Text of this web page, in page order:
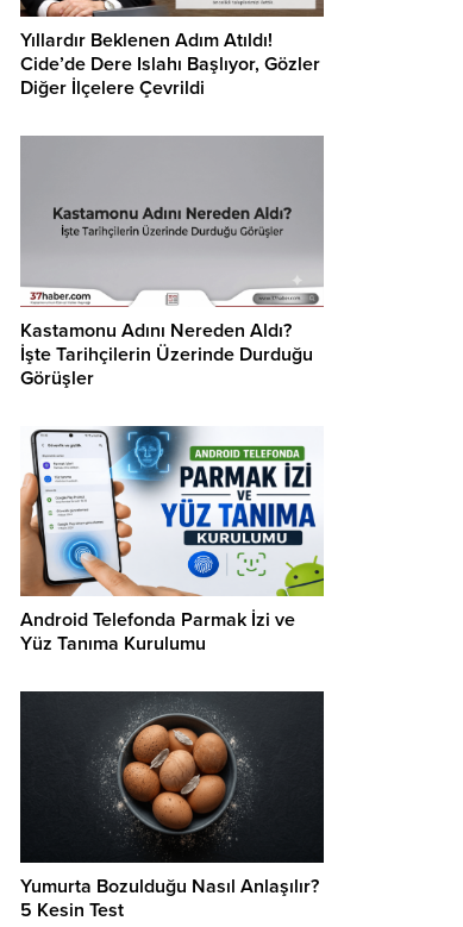
Yıllardır Beklenen Adım Atıldı!
Cide’de Dere Islahı Başlıyor, Gözler
Diğer İlçelere Çevrildi
Kastamonu Adını Nereden Aldı?
İşte Tarihçilerin Üzerinde Durduğu
Görüşler
Android Telefonda Parmak İzi ve
Yüz Tanıma Kurulumu
Yumurta Bozulduğu Nasıl Anlaşılır?
5 Kesin Test